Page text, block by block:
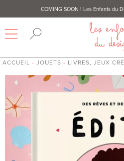
COMING SOON ! Les Enfants du
ACCUEIL - JOUETS - LIVRES, JEUX